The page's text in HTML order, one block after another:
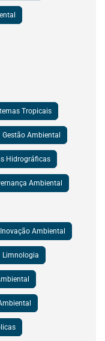
Tropicais
Gestão Ambiental
Hidrográficas
Ambiental
Inovação Ambiental
Limnologia